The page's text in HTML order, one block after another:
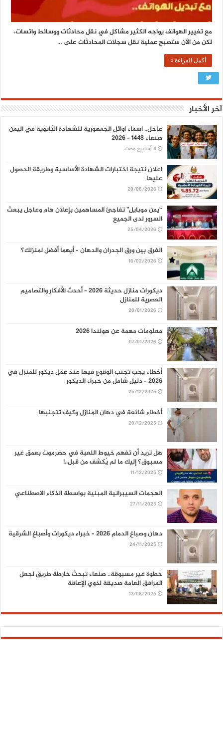
مع تغيير الهواتف يواجه الكثير مشاكل في نقل محادثات ووسائط واتسات،
لكن من الآن ستصبح عملية نقل سجلات المحادثات على …
أكمل القراءة »
آخر الأخبار
عاجل.. اسماء اوائل الجمهورية للشهادة الثانوية في اليمن
صنعاء 1448 – 2026
اعلان نتيجة اختبارات الشهادة الأساسية وطريقة الحصول
عليها
20/06/2026
“يمن موبايل” تفاجئ المساهمين بإعلان هام وعاجل يبعث
السرور لدى الجميع
25/04/2026
الفرق بين ورق الجدران والدهان – أيهما أفضل لمنزلك؟
16/02/2026
ديكورات منازل حديثة 2026 – أحدث الأفكار والتصاميم
العصرية للمنازل
20/01/2026
معلومات مهمة عن هولندا 2026
07/01/2026
أخطاء يجب تجنب الوقوع فيها عند عمل ديكور للمنزل في
2026 – دليل شامل من خبراء الديكور
25/12/2025
أخطاء شائعة في دهان المنازل وكيف تتجنبها
20/12/2025
هل تريد أن تفهم خيوط اللعبة في حضرموت بعمق غير
مسبوق؟ إليك ما لم يُكشف من قبل..!
11/12/2025
الهجمات السيبرانية المبنية بواسطة الذكاء الاصطناعي
27/11/2025
دهان وصباغ الدمام 2026 – خبراء ديكورات وأصباغ الشرقية
24/11/2025
خطوة غير مسبوقة.. صنعاء تبحث خارطة طريق لجعل
المرافق العامة صديقة لذوي الإعاقة
13/08/2025